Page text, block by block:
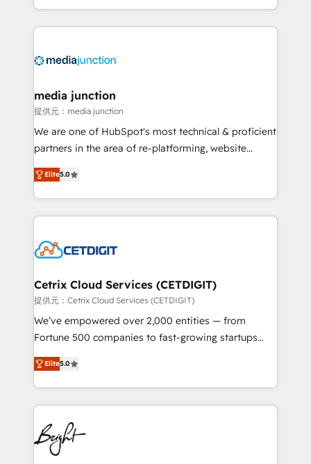
and customer success strategies, utilizing RevOps
methodologies. As Latin America's largest HubSpot
offer unparalleled insights. Operating in five
Mexico, USA, and Portugal—we've executed over a
hundred successful operations. Our approach,
rooted in RevOps principles, integrates analysis,
training, planning, and qualification. Leveraging
inbound marketing tactics, we focus on
understanding, nurturing, and converting leads.
competitive market.
media junction
提供元：media junction
We are one of HubSpot's most technical & proficient
partners in the area of re-platforming, website
design & development. We specialize in multi-hub
implementations for mid-market & enterprise
companies. We are woman-owned, powered by
coffee, and we ❤️ dogs. We produce award-winning
Impact Award 🏆2022 Technical Expertise Impact
Award 🏆2020 Elite Solutions Partner 🏆2019
Integrations HubSpot Impact Award 🏆2019
Marketing Enablement HubSpot Impact Award 🏆
2018 Website Design HubSpot Impact Award 🏆2017
Growth-Driven Design Agency of the Year 🏆2016
Sales Enablement HubSpot Impact Award 🏆2015
HubSpot COS Performance Award 🏆2014 HubSpot
COS Design Award 🏆2013 HubSpot Marketplace
Elite5.0
Cetrix Cloud Services (CETDIGIT)
提供元：Cetrix Cloud Services (CETDIGIT)
We’ve empowered over 2,000 entities — from
Fortune 500 companies to fast-growing startups
and nonprofits — to streamline operations, scale
revenue, and unlock the full potential of HubSpot.
With deep technical and industry expertise, we fuse
automation, integration, and AI innovation to deliver
lasting impact. We specialize in: • Turnkey and end-
to-end HubSpot implementations • Onboarding for
Sales, Service, Marketing & Content Hubs • AI voice
Elite5.0